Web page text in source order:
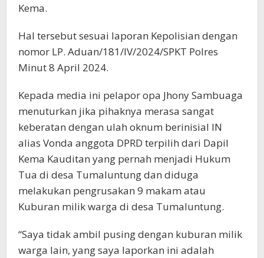
Kema.
Hal tersebut sesuai laporan Kepolisian dengan
nomor LP. Aduan/181/IV/2024/SPKT Polres
Minut 8 April 2024.
Kepada media ini pelapor opa Jhony Sambuaga
menuturkan jika pihaknya merasa sangat
keberatan dengan ulah oknum berinisial IN
alias Vonda anggota DPRD terpilih dari Dapil
Kema Kauditan yang pernah menjadi Hukum
Tua di desa Tumaluntung dan diduga
melakukan pengrusakan 9 makam atau
Kuburan milik warga di desa Tumaluntung.
“Saya tidak ambil pusing dengan kuburan milik
warga lain, yang saya laporkan ini adalah